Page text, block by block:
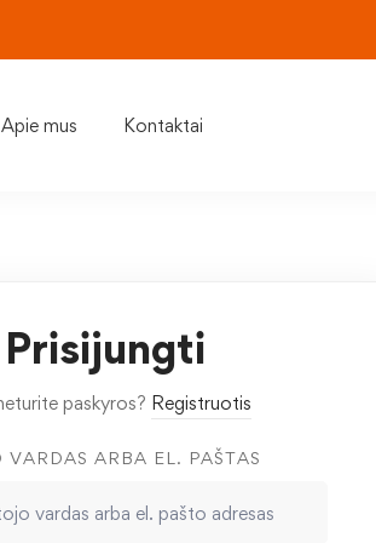
Apie mus Kontaktai
Prisijungti
paskyros? Registruotis
ARBA EL. PAŠTAS